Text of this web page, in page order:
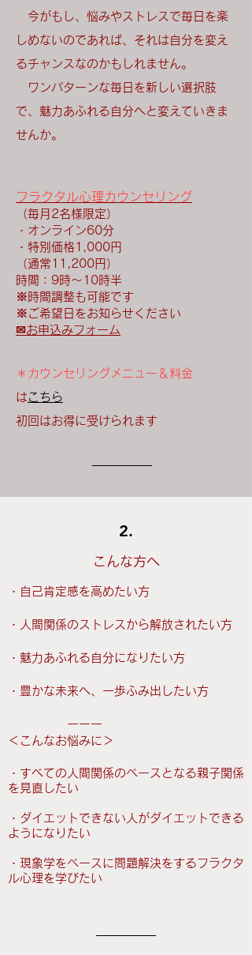
今がもし、悩みやストレスで毎日を楽
しめないのであれば、それは自分を変え
るチャンスなのかもしれません。
ワンパターンな毎日を新しい選択肢
で、魅力あふれる自分へと変えていきま
せんか。
フラクタル心理カウンセリング
（毎月2名様限定）
・オンライン60分
・特別価格1,000円
（通常11,200円）
時間：9時～10時半
※時間調整も可能です
※ご希望日をお知らせください
✉お申込みフォーム
＊カウンセリングメニュー＆料金
は こちら
​初回はお得に受けられます
2.
こんな方へ
・自己肯定感を高めたい方
・人間関係のストレスから解放されたい方
・魅力あふれる自分になりたい方
・豊かな未来へ、一歩ふみ出したい方
ーーー
​＜こんなお悩みに＞
・すべての人間関係のベースとなる親子関係
を見直したい
・ダイエットできない人がダイエットできる
ようになりたい
・現象学をベースに問題解決をするフラクタ
ル心理を学びたい